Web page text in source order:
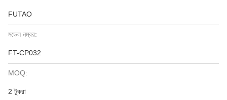
FUTAO
মডেল নম্বর:
FT-CP032
MOQ:
2 টুকরা